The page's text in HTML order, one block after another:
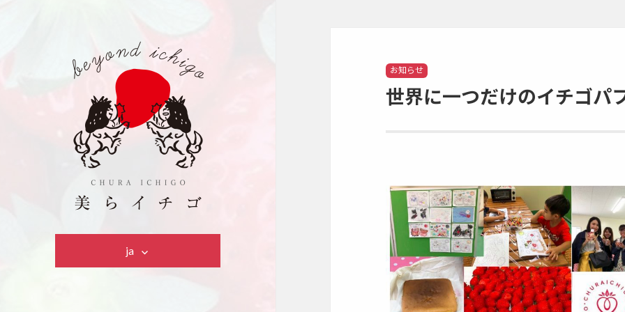
ja
Categories
お知らせ
世界に一つだけのイチゴパ